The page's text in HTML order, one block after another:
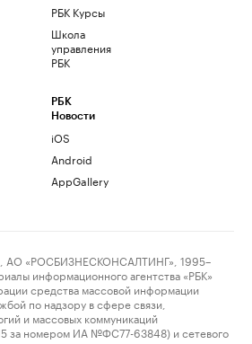
РБК Курсы
Школа
управления
РБК
РБК
Новости
iOS
Android
AppGallery
«РОСБИЗНЕСКОНСАЛТИНГ», 1995–
информационного агентства «РБК»
средства массовой информации
по надзору в сфере связи,
и массовых коммуникаций
за номером ИА №ФС77-63848) и сетевого